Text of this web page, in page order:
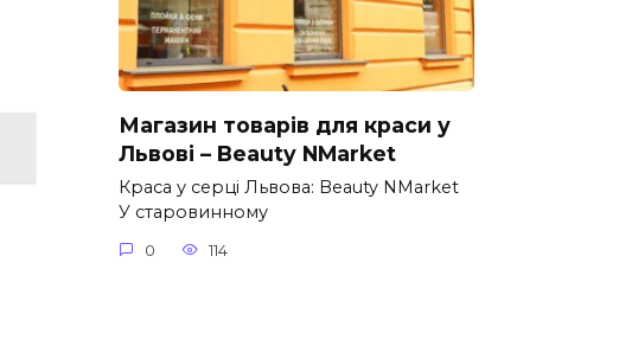
Магазин товарів для краси у
Львові – Beauty NMarket
Краса у серці Львова: Beauty NMarket
У старовинному
0 114